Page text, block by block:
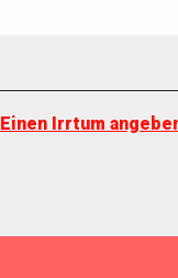
Einen Irrtum